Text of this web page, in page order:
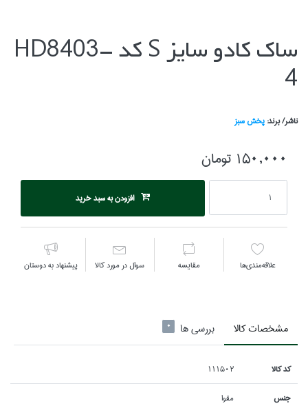
ساك كادو سايز S كد HD8403-
4
ناشر/ برند:پخش سبز
150,000 تومان
افزودن به سبد خرید
علاقه‌مندي‌ها مقايسه سوال در مورد كالا پیشنهاد به دوستان
مشخصات كالا بررسی ها 0
كد كالا
111502
جنس
مقوا